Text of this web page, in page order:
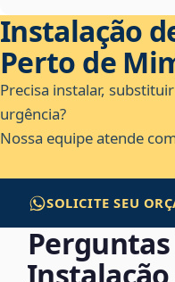
Instalação
Perto de
Precisa instalar,
urgência?
Nossa equipe atende
SOLICITE SEU